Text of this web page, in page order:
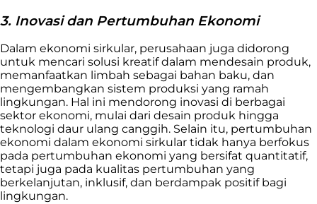
3. Inovasi dan Pertumbuhan Ekonomi
Dalam ekonomi sirkular, perusahaan juga didorong
untuk mencari solusi kreatif dalam mendesain produk,
memanfaatkan limbah sebagai bahan baku, dan
mengembangkan sistem produksi yang ramah
lingkungan. Hal ini mendorong inovasi di berbagai
sektor ekonomi, mulai dari desain produk hingga
teknologi daur ulang canggih. Selain itu, pertumbuhan
ekonomi dalam ekonomi sirkular tidak hanya berfokus
pada pertumbuhan ekonomi yang bersifat quantitatif,
tetapi juga pada kualitas pertumbuhan yang
berkelanjutan, inklusif, dan berdampak positif bagi
lingkungan.